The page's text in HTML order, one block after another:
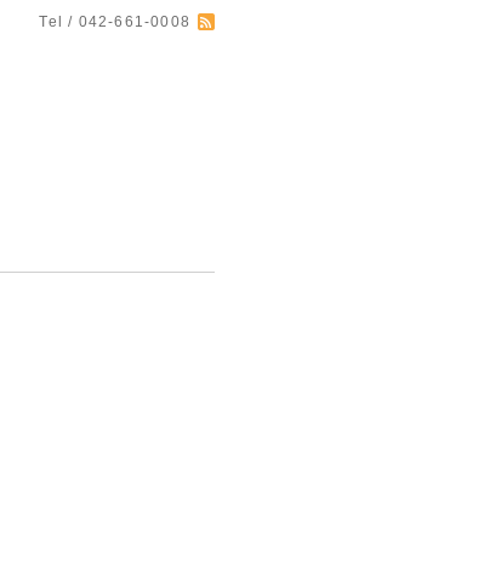
Tel / 042-661-0008